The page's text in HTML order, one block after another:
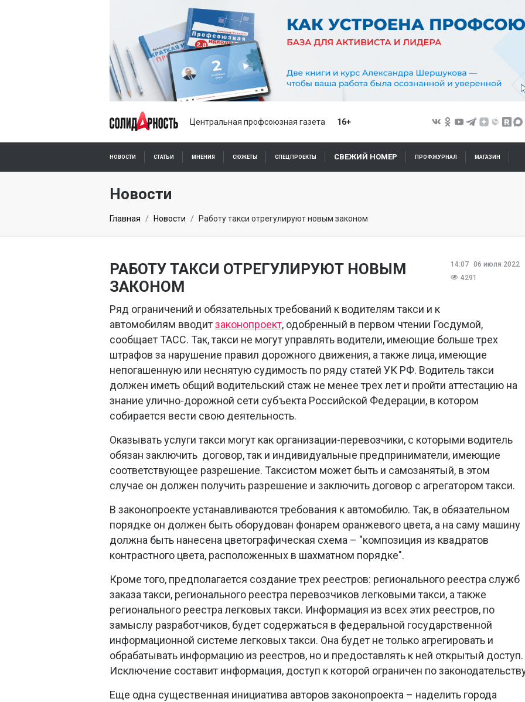
Центральная профсоюзная газета 16+
НОВОСТИ СТАТЬИ МНЕНИЯ СЮЖЕТЫ СПЕЦПРОЕКТЫ СВЕЖИЙ НОМЕР ПРОФЖУРНАЛ МАГАЗИН
ПОДПИСКА ОНЛАЙН
Новости
Главная Новости Работу такси отрегулируют новым законом
14:07 06 июля 2022
4291
РАБОТУ ТАКСИ ОТРЕГУЛИРУЮТ НОВЫМ
ЗАКОНОМ
Ряд ограничений и обязательных требований к водителям такси и к
автомобилям вводитзаконопроект, одобренный в первом чтении Госдумой,
сообщает ТАСС. Так, такси не могут управлять водители, имеющие больше трех
штрафов за нарушение правил дорожного движения, а также лица, имеющие
непогашенную или неснятую судимость по ряду статей УК РФ. Водитель такси
должен иметь общий водительский стаж не менее трех лет и пройти аттестацию на
знание улично-дорожной сети субъекта Российской Федерации, в котором
собирается вести свою деятельность.
Оказывать услуги такси могут как организации-перевозчики, с которыми водитель
обязан заключить договор, так и индивидуальные предприниматели, имеющие
соответствующее разрешение. Таксистом может быть и самозанятый, в этом
случае он должен получить разрешение и заключить договор с агрегатором такси.
В законопроекте устанавливаются требования к автомобилю. Так, в обязательном
порядке он должен быть оборудован фонарем оранжевого цвета, а на саму машину
должна быть нанесена цветографическая схема – "композиция из квадратов
контрастного цвета, расположенных в шахматном порядке".
Кроме того, предполагается создание трех реестров: регионального реестра служб
заказа такси, регионального реестра перевозчиков легковыми такси, а также
регионального реестра легковых такси. Информация из всех этих реестров, по
замыслу разработчиков, будет содержаться в федеральной государственной
информационной системе легковых такси. Она будет не только агрегировать и
обрабатывать информацию из реестров, но и предоставлять к ней открытый доступ.
Исключение составит информация, доступ к которой ограничен по
Еще одна существенная инициатива авторов законопроекта – наделить города